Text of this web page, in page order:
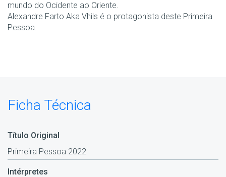
mundo do Ocidente ao Oriente.
Alexandre Farto Aka Vhils é o protagonista deste Primeira
Pessoa.
Ficha Técnica
Título Original
Primeira Pessoa 2022
Intérpretes